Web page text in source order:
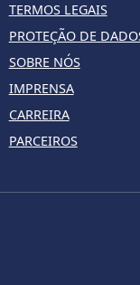
TERMOS LEGAIS
PROTEÇÃO DE
SOBRE NÓS
IMPRENSA
CARREIRA
PARCEIROS